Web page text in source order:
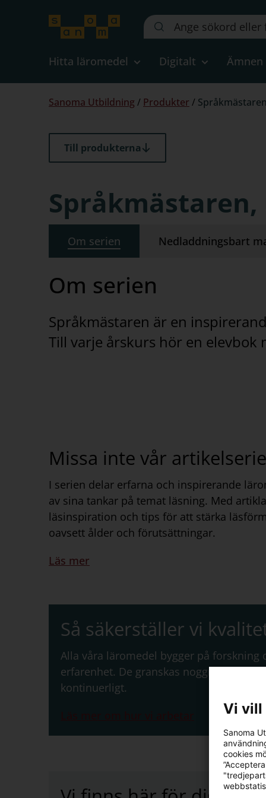
Sök
på
webbplatsen::
Hitta läromedel Digitalt Ämnen
Du
här:
Sanoma Utbildning / Produkter /
Till produkterna
Språkmästaren,
Om serien Nedladdningsbart
Om serien
Språkmästaren är en
Till varje årskurs hör en
Missa inte vår
I serien delar erfarna och inspirerande
av sina tankar på temat läsning. Med
läsinspiration och tips för att stärka
oavsett ålder och förutsättningar.
Läs mer
Så säkerställer vi
Alla våra läromedel bygger på forskning
erfarenhet. De granskas noggrant och
kontinuerligt.
Vi vill
Sanoma
cookies